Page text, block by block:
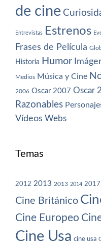
de cine
Entrevistas Estrenos
Frases de Película
Historia Humor
Medios Música y Cine
2006 Oscar 2007 Oscar
Razonables
Vídeos Webs
Temas
2012 2013 2013 2014 2017
Cine Británico
Cine Europeo
Cine Usa cine usa